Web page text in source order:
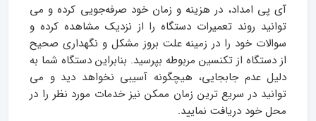
آی پی امداد، در هزینه و زمان خود صرفه‌جویی کرده و می
توانید روند تعمیرات دستگاه را از نزدیک مشاهده کرده و
سوالات خود را در زمینه علت بروز مشکل و نگهداری صحیح
از دستگاه از تکنسین مربوطه بپرسید. بنابراین دستگاه شما به
دلیل عدم جابجایی، هیچگونه آسیبی نخواهد دید و می
توانید در سریع ترین زمان ممکن نیز خدمات مورد نظر را در
محل خود دریافت نمایید.